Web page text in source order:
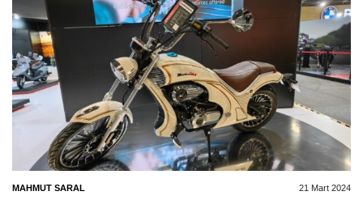
MAHMUT SARAL 21 Mart 2024